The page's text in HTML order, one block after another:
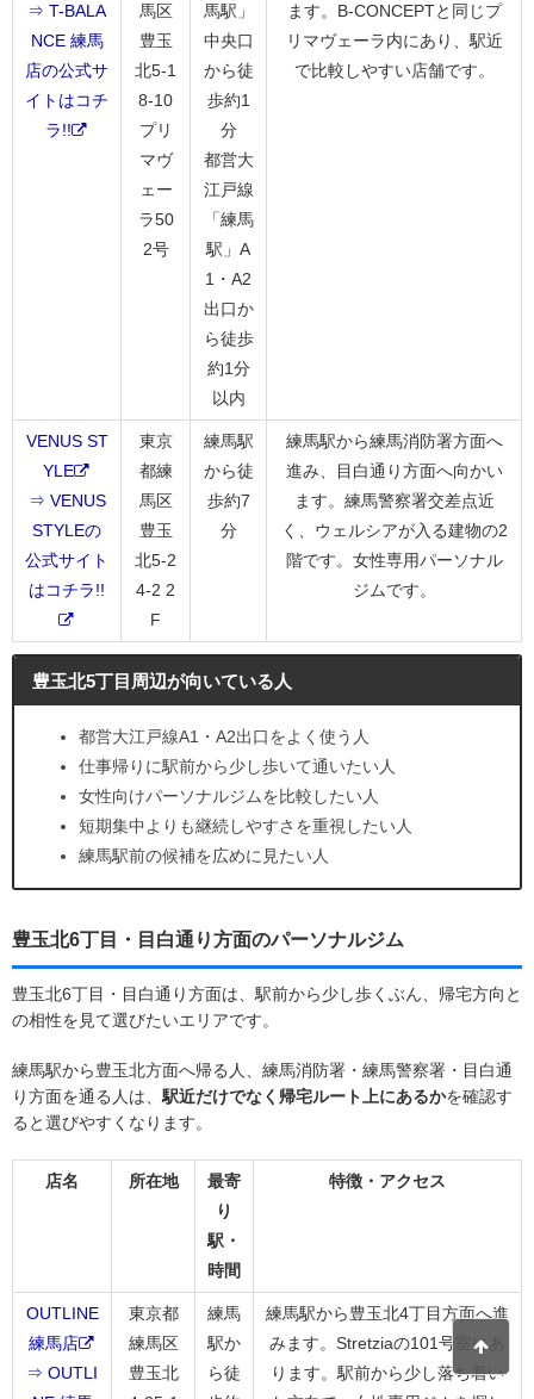
⇒ T-BALA
NCE 練馬
店の公式サ
イトはコチ
ラ!!
馬区
豊玉
北5-1
8-10
プリ
マヴ
ェー
ラ50
2号
馬駅」
中央口
から徒
歩約1
分
都営大
江戸線
「練馬
駅」A
1・A2
出口か
ら徒歩
約1分
以内
ます。B-CONCEPTと同じプ
リマヴェーラ内にあり、駅近
で比較しやすい店舗です。
VENUS ST
YLE
⇒ VENUS
STYLEの
公式サイト
はコチラ!!
東京
都練
馬区
豊玉
北5-2
4-2 2
F
練馬駅
から徒
歩約7
分
練馬駅から練馬消防署方面へ
進み、目白通り方面へ向かい
ます。練馬警察署交差点近
く、ウェルシアが入る建物の2
階です。女性専用パーソナル
ジムです。
豊玉北5丁目周辺が向いている人
都営大江戸線A1・A2出口をよく使う人
仕事帰りに駅前から少し歩いて通いたい人
女性向けパーソナルジムを比較したい人
短期集中よりも継続しやすさを重視したい人
練馬駅前の候補を広めに見たい人
豊玉北6丁目・目白通り方面のパーソナルジム
豊玉北6丁目・目白通り方面は、駅前から少し歩くぶん、帰宅方向と
の相性を見て選びたいエリアです。
練馬駅から豊玉北方面へ帰る人、練馬消防署・練馬警察署・目白通
り方面を通る人は、 駅近だけでなく帰宅ルート上にあるかを確認す
ると選びやすくなります。
店名 所在地
最寄
り
駅・
時間
特徴・アクセス
OUTLINE
練馬店
⇒ OUTLI
東京都
練馬区
豊玉北
練馬
駅か
ら徒
練馬駅から豊玉北4丁目方面へ進
みます。Stretziaの101号室にあ
ります。駅前から少し落ち着い